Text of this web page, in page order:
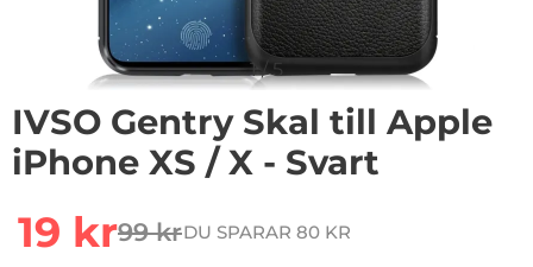
1/5
IVSO Gentry Skal till Apple
iPhone XS / X - Svart
rea pris
19 krtidigare pris
99 krDU SPARAR 80 KR